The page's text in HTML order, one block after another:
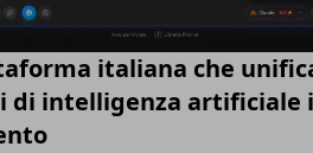
italiana che
di intelligenza artificiale